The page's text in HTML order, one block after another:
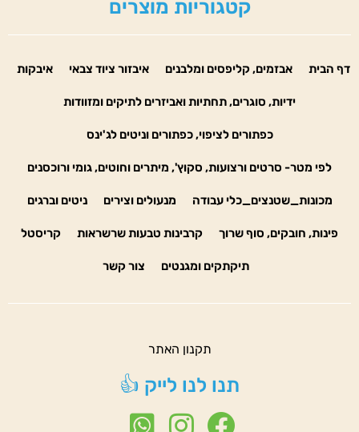
קטגוריות מוצרים
דף הבית אבזמים, קליפסים ומלבנים איבזור ציוד צבאי איבקות
ידיות, סוגרים, תחתיות ואביזרים לתיקים ומזוודות
כפתורים לציפוי, כפתורים וניטים לג'ינס
לפי מטר- סרטים ורצועות, סקוץ', מיתרים וחוטים, גומי ורוכסנים
מכונות_שטנצים_כלי עבודה מנעולים וצירים ניטים וברגים
פינות, חובקים, סוף שרוך קרבינות טבעות שרשראות קריסטל
תיקתקים ומגנטים צור קשר
תקנון האתר
תנו לנו לייק 👍